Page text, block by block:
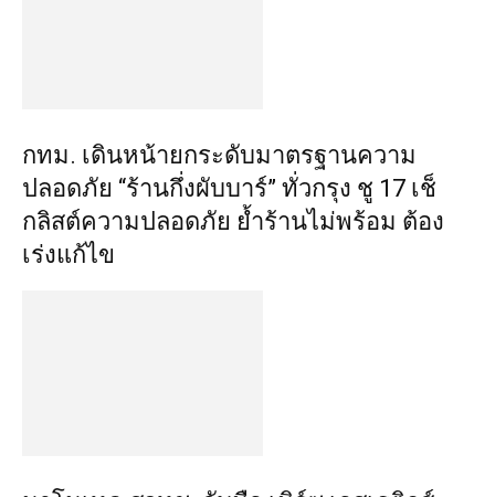
กทม. เดินหน้ายกระดับมาตรฐานความ
ปลอดภัย “ร้านกึ่งผับบาร์” ทั่วกรุง ชู 17 เช็
กลิสต์ความปลอดภัย ย้ำร้านไม่พร้อม ต้อง
เร่งแก้ไข